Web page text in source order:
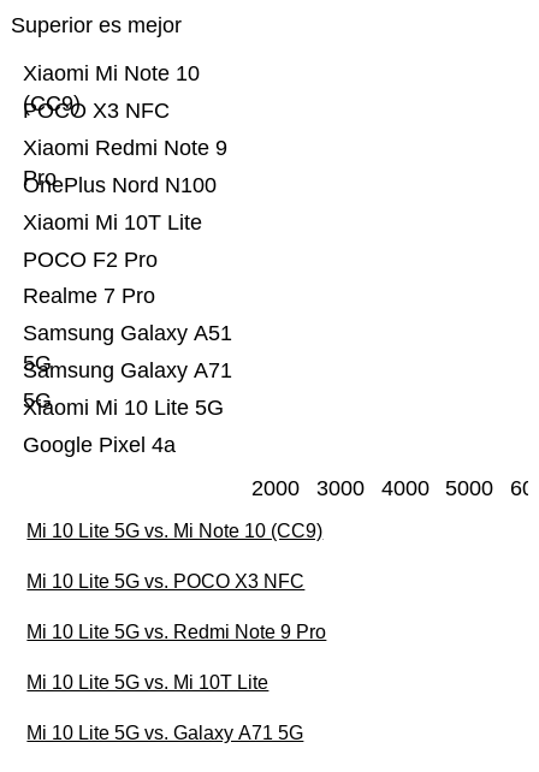
Superior es mejor
Google Pixel 4a
Xiaomi Mi 10 Lite 5G
Samsung Galaxy A71
5G
Samsung Galaxy A51
5G
Realme 7 Pro
POCO F2 Pro
Xiaomi Mi 10T Lite
OnePlus Nord N100
Xiaomi Redmi Note 9
Pro
POCO X3 NFC
Xiaomi Mi Note 10
(CC9)
2000 3000 4000 5000
Mi 10 Lite 5G vs. Mi Note 10 (CC9)
Mi 10 Lite 5G vs. POCO X3 NFC
Mi 10 Lite 5G vs. Redmi Note 9 Pro
Mi 10 Lite 5G vs. Mi 10T Lite
Mi 10 Lite 5G vs. Galaxy A71 5G